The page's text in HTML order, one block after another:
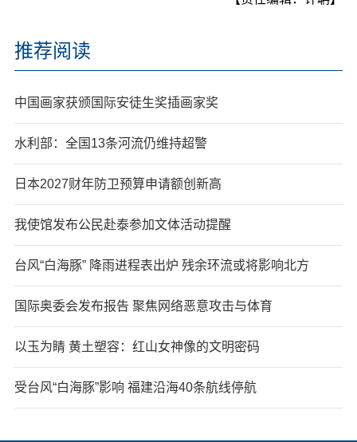
推荐阅读
中国画家获颁国际安徒生奖插画家奖
水利部：全国13条河流仍维持超警
日本2027财年防卫预算申请额创新高
我使馆发布公民赴泰参加文体活动提醒
台风“白海豚” 降雨进程表出炉 残余环流或将影响北方
国际奥委会发布报告 聚焦网络恶意攻击与体育
以玉为睛 黄土塑容：红山女神像的文明密码
受台风“白海豚”影响 福建沿海40条航线停航